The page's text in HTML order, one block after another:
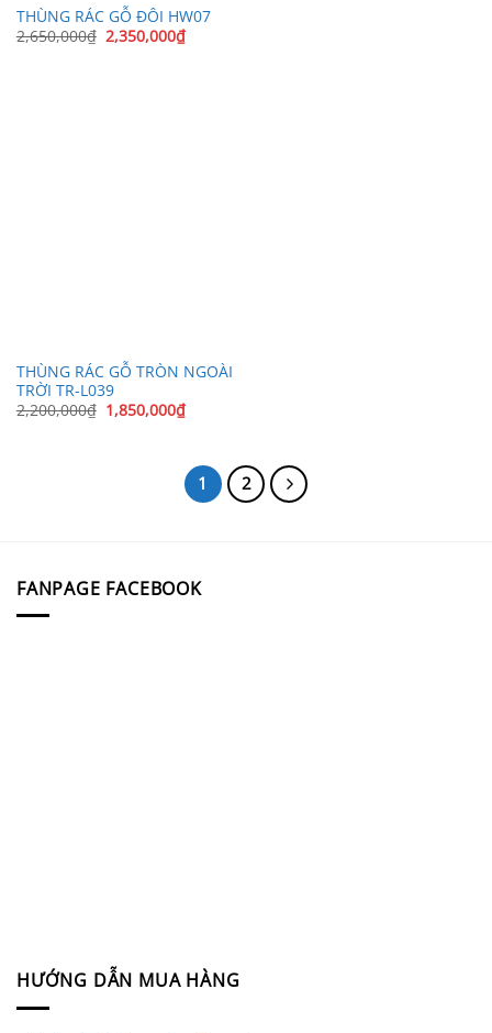
THÙNG RÁC GỖ ĐÔI HW07
2,650,000₫ Giá
gốc
2,350,000₫Giá
hiện
THÙNG RÁC GỖ TRÒN NGOÀI
TRỜI TR-L039
2,200,000₫ Giá
gốc
1,850,000₫Giá
hiện
1,850,000₫.
1 2
FANPAGE FACEBOOK
HƯỚNG DẪN MUA HÀNG